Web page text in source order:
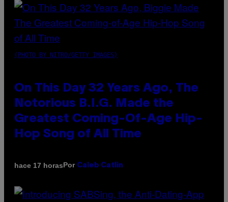
(PHOTO BY NITRO/GETTY IMAGES)
On This Day 32 Years Ago, The
Notorious B.I.G. Made the
Greatest Coming-Of-Age Hip-
Hop Song of All Time
hace 17 horasPor Caleb Catlin